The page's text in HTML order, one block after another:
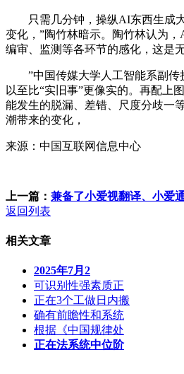
只需几分钟，操纵AI东西生成大
变化，”陶竹林暗示。陶竹林认为
编审、监测等各环节的感化，这是
”中国传媒大学人工智能系副传授
以至比“实旧事”更像实的。再配上
能发生的脱漏、差错、尺度分歧一
潮带来的变化，
来源：中国互联网信息中心
上一篇： 兼备了小爱视翻译、小爱
返回列表
相关文章
2025年7月2
可识别性强素质正
正在3个工做日内搬
确有前瞻性和系统
根据《中国规律处
正在法系统中位阶